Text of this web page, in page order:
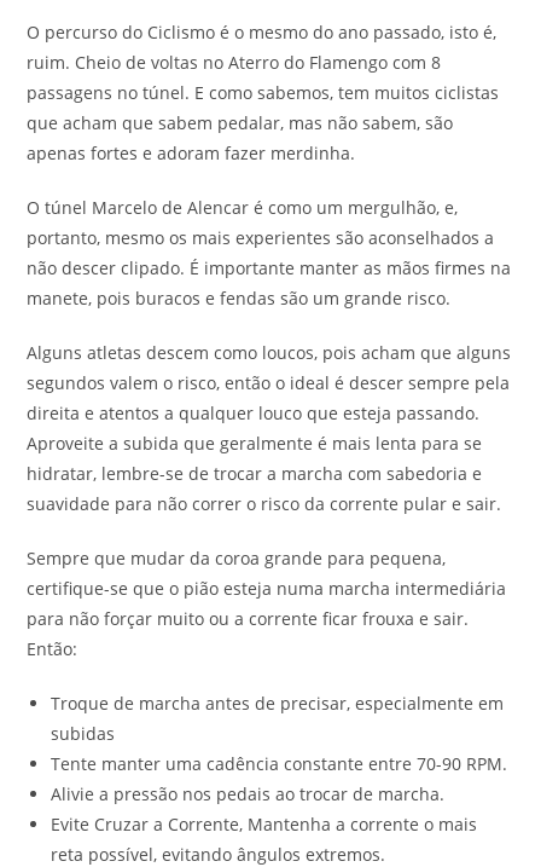
O percurso do Ciclismo é o mesmo do ano passado, isto é,
ruim. Cheio de voltas no Aterro do Flamengo com 8
passagens no túnel. E como sabemos, tem muitos ciclistas
que acham que sabem pedalar, mas não sabem, são
apenas fortes e adoram fazer merdinha.
O túnel Marcelo de Alencar é como um mergulhão, e,
portanto, mesmo os mais experientes são aconselhados a
não descer clipado. É importante manter as mãos firmes na
manete, pois buracos e fendas são um grande risco.
Alguns atletas descem como loucos, pois acham que alguns
segundos valem o risco, então o ideal é descer sempre pela
direita e atentos a qualquer louco que esteja passando.
Aproveite a subida que geralmente é mais lenta para se
hidratar, lembre-se de trocar a marcha com sabedoria e
suavidade para não correr o risco da corrente pular e sair.
Sempre que mudar da coroa grande para pequena,
certifique-se que o pião esteja numa marcha intermediária
para não forçar muito ou a corrente ficar frouxa e sair.
Então:
Troque de marcha antes de precisar, especialmente em
subidas
Tente manter uma cadência constante entre 70-90 RPM.
Alivie a pressão nos pedais ao trocar de marcha.
Evite Cruzar a Corrente, Mantenha a corrente o mais
reta possível, evitando ângulos extremos.